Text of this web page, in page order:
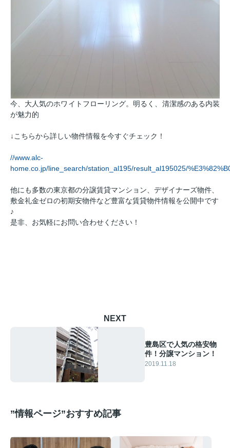
今、大人気のホワイトフローリング。明るく、清潔感のある内装
が魅力的
↓こちらから詳しい物件情報を今すぐチェック！
//www.alc-
home.co.jp/line_search/station_al195/result_al195025/
他にも多数の東京都の分譲賃貸マンション、デザイナーズ物件、
敷金礼金ゼロの初期安物件など豊富な賃貸物件情報を公開中です
♪
是非、お気軽にお問い合わせください！
NEXT
豊島区で人気の格安物
件！分譲マンション！
2019.11.18
”情報ページ”おすすめ記事